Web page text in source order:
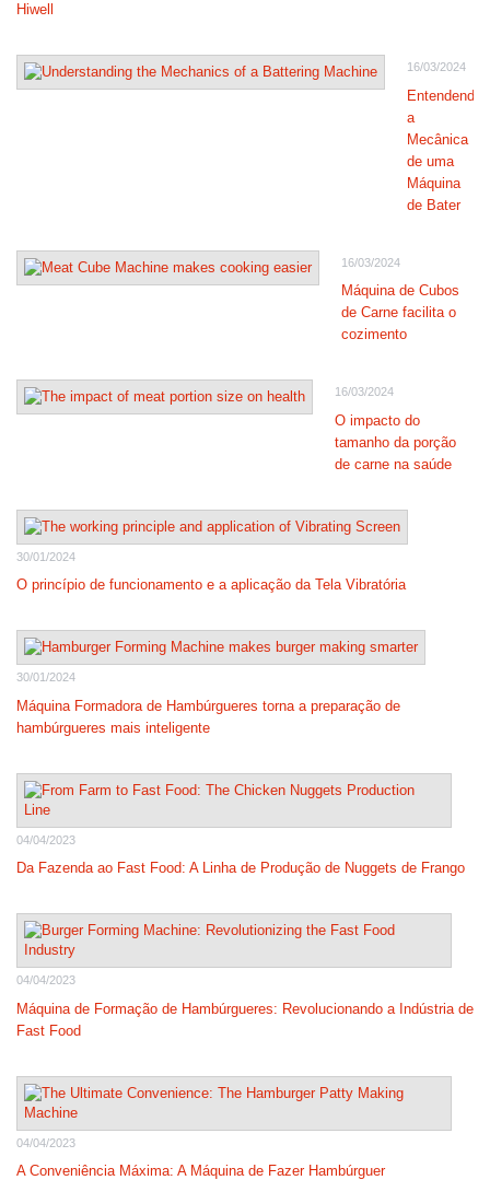
Hiwell
16/03/2024
Entendendo
a
Mecânica
de uma
Máquina
de Bater
16/03/2024
Máquina de Cubos
de Carne facilita o
cozimento
16/03/2024
O impacto do
tamanho da porção
de carne na saúde
30/01/2024
O princípio de funcionamento e a aplicação da Tela Vibratória
30/01/2024
Máquina Formadora de Hambúrgueres torna a preparação de
hambúrgueres mais inteligente
04/04/2023
Da Fazenda ao Fast Food: A Linha de Produção de Nuggets de Frango
04/04/2023
Máquina de Formação de Hambúrgueres: Revolucionando a Indústria de
Fast Food
04/04/2023
A Conveniência Máxima: A Máquina de Fazer Hambúrguer